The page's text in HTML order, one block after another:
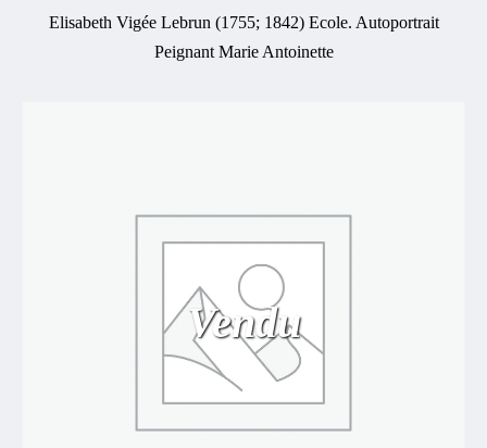
Elisabeth Vigée Lebrun (1755; 1842) Ecole. Autoportrait
Peignant Marie Antoinette
Vendu